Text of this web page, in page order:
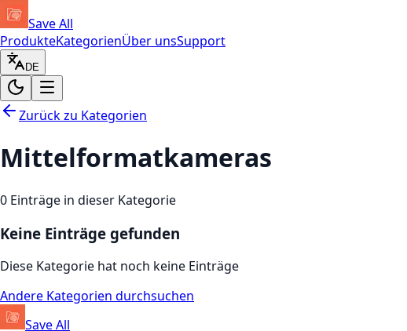
Save All
ProdukteKategorienÜber unsSupport
DE
Zurück zu Kategorien
Mittelformatkameras
0 Einträge in dieser Kategorie
Keine Einträge gefunden
Diese Kategorie hat noch keine Einträge
Andere Kategorien durchsuchen
Save All